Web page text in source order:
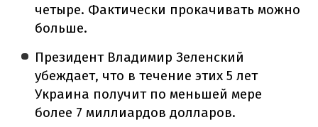
четыре. Фактически прокачивать можно
больше.
Президент Владимир Зеленский
убеждает, что в течение этих 5 лет
Украина получит по меньшей мере
более 7 миллиардов долларов.